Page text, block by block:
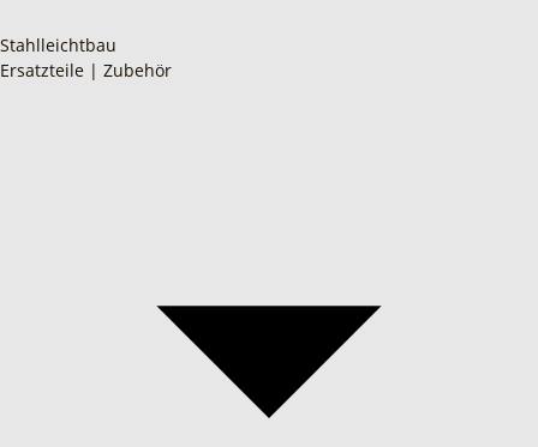
Stahlleichtbau
Ersatzteile | Zubehör